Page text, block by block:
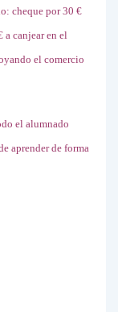
cheque por 30 €
a canjear en el
el comercio
el alumnado
aprender de forma